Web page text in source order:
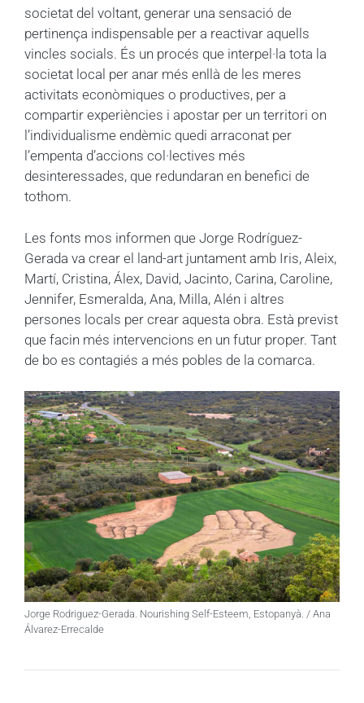
societat del voltant, generar una sensació de
pertinença indispensable per a reactivar aquells
vincles socials. És un procés que interpel·la tota la
societat local per anar més enllà de les meres
activitats econòmiques o productives, per a
compartir experiències i apostar per un territori on
l’individualisme endèmic quedi arraconat per
l’empenta d’accions col·lectives més
desinteressades, que redundaran en benefici de
tothom.
Les fonts mos informen que Jorge Rodríguez-
Gerada va crear el land-art juntament amb Iris, Aleix,
Martí, Cristina, Álex, David, Jacinto, Carina, Caroline,
Jennifer, Esmeralda, Ana, Milla, Alén i altres
persones locals per crear aquesta obra. Està previst
que facin més intervencions en un futur proper. Tant
de bo es contagiés a més pobles de la comarca.
Jorge Rodriguez-Gerada. Nourishing Self-Esteem, Estopanyà. / Ana
Álvarez-Errecalde